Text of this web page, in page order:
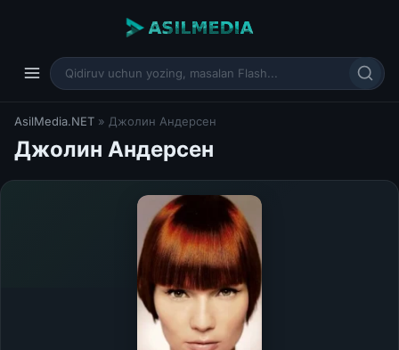
AsilMedia.NET » Джолин Андерсен
Джолин Андерсен